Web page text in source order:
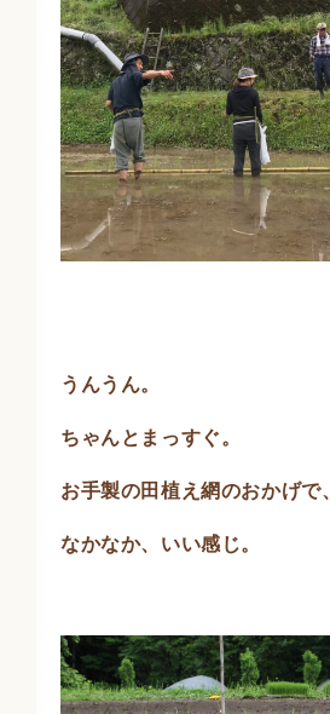
うんうん。
ちゃんとまっすぐ。
お手製の田植え網のおかげで、
なかなか、いい感じ。